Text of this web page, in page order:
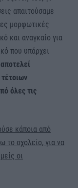
απαιτούσαμε
μορφωτικές
και αναγκαίο για
που υπάρχει
όλες τις
κάποια από
το σχολείο, για να
οι